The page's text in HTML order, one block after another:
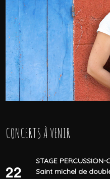
CONCERTS À VENIR
22
STAGE PERCUSSION-
Saint michel de